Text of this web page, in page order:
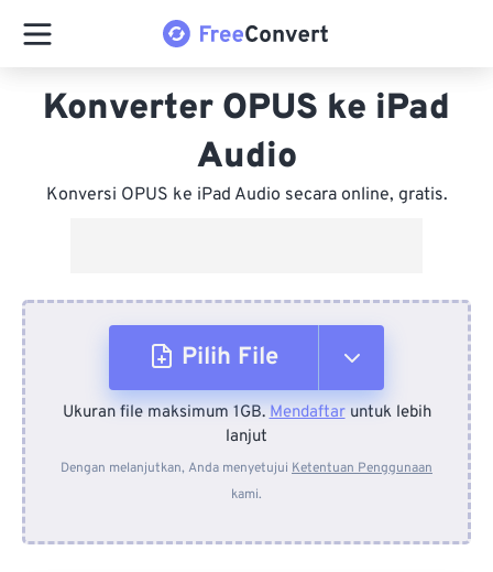
Konverter OPUS ke iPad
Audio
Konversi OPUS ke iPad Audio secara online, gratis.
Pilih File
Dari Perangkat
Dari Dropbox
Ukuran file maksimum 1GB.Mendaftaruntuk lebih
lanjut
Dengan melanjutkan, Anda menyetujui Ketentuan Penggunaan
kami.